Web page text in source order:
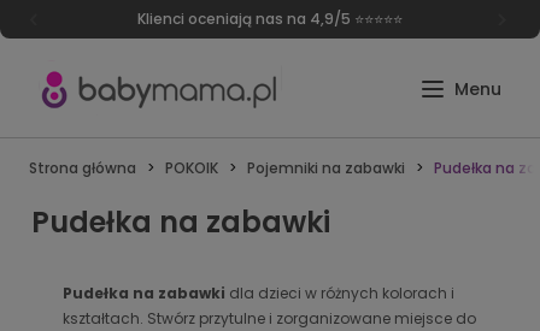
Klienci oceniają nas na 4,9/5 ⭐⭐⭐⭐⭐
Strona główna POKOIK Pojemniki na zabawki Pudełka na
Pudełka na zabawki
Pudełka na zabawki dla dzieci w różnych kolorach i
kształtach. Stwórz przytulne i zorganizowane miejsce do